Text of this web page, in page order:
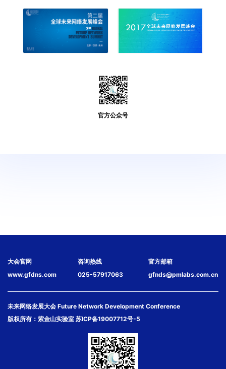
官方公众号
大会官网
www.gfdns.com
咨询热线
025-57917063
官方邮箱
gfnds@pmlabs.com.cn
未来网络发展大会 Future Network Development Conference
版权所有：紫金山实验室 苏ICP备19007712号-5